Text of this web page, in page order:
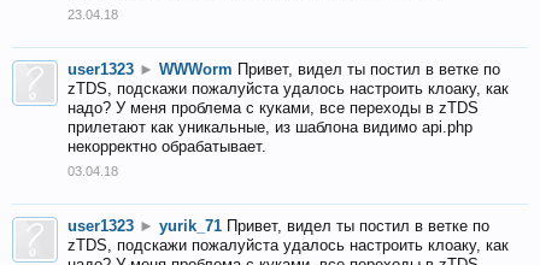
23.04.18
user1323 ► WWWorm Привет, видел ты постил в ветке по
zTDS, подскажи пожалуйста удалось настроить клоаку, как
надо? У меня проблема с куками, все переходы в zTDS
прилетают как уникальные, из шаблона видимо api.php
некорректно обрабатывает.
03.04.18
user1323 ► yurik_71 Привет, видел ты постил в ветке по
zTDS, подскажи пожалуйста удалось настроить клоаку, как